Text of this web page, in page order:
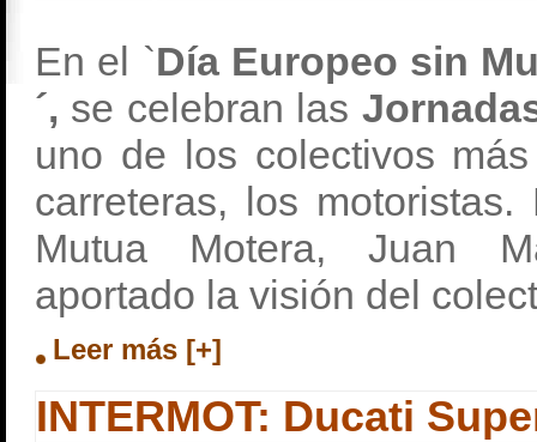
En el `Día Europeo sin
´, se celebran las
uno de los colectivos
carreteras, los
Mutua Motera, Juan
aportado la visión del
Leer más [+]
INTERMOT: Ducati